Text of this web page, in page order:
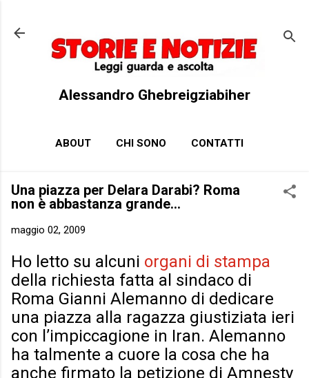
Alessandro Ghebreigziabiher
ABOUT CHI SONO CONTATTI
Una piazza per Delara Darabi? Roma
non è abbastanza grande…
maggio 02, 2009
Ho letto su alcuni organi di stampa
della richiesta fatta al sindaco di
Roma Gianni Alemanno di dedicare
una piazza alla ragazza giustiziata ieri
con l’impiccagione in Iran. Alemanno
ha talmente a cuore la cosa che ha
anche firmato la petizione di Amnesty